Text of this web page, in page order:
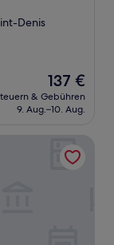
Denis
Der
Preis
beträgt
137 €
& Gebühren
9. Aug.–10. Aug.